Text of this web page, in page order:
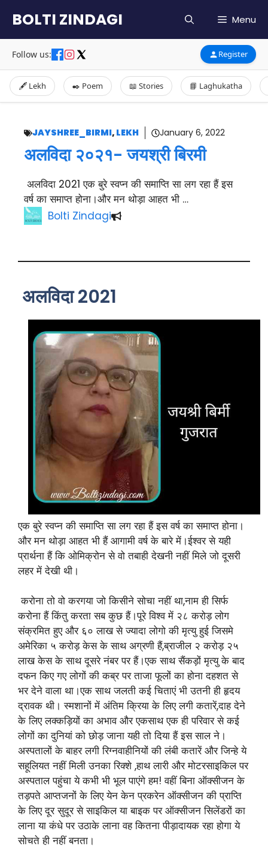
content
BOLTI ZINDAGI Menu
Follow us: Register
🖋️ Lekh ✒️ Poem 📖 Stories 📘 Laghukatha
JAYSHREE_BIRMI, LEKH January 6, 2022
अलविदा २०२१- जयश्री बिरमी
अलविदा 2021 एक बुरे स्वप्न की समाप्ति सा लग रहा हैं इस
वर्ष का समाप्त होना।और मन थोड़ा आहत भी …
Bolti Zindagi
अलविदा 2021
एक बुरे स्वप्न की समाप्ति सा लग रहा हैं इस वर्ष का समाप्त होना।
और मन थोड़ा आहत भी हैं आगामी वर्ष के बारे में।ईश्वर से यही
प्रार्थना हैं कि ओमिक्रोन से वो तबाही देखनी नहीं मिले जो दूसरी
लहर में देखी थी।
करोना तो वो करगया जो किसीने सोचा नहीं था,नाम ही सिर्फ
करोना हैं किंतु करता सब कुछ हैं।पूरे विश्व में २८ करोड़ लोग
संक्रमित हुए और ६० लाख से ज्यादा लोगो की मृत्यु हुई जिसमे
अमेरिका ५ करोड़ केस के साथ अग्रणी हैं,ब्राजील २ करोड़ २५
लाख केस के साथ दूसरे नंबर पर हैं।एक साथ सैंकड़ों मृत्यु के बाद
दफन किए गए लोगों की कब्र पर ताजा फूलों का होना दहशत से
भर देने वाला था।एक साथ जलती कई चिताएं भी उतनी ही हृदय
द्रावक थी। स्मशानों में अंतिम क्रिया के लिए लगी कतारें,दाह देने
के लिए लक्कड़ियों का अभाव और एकसाथ एक ही परिवार से कई
लोगों का दुनियां को छोड़ जाना यही तो दिया हैं इस साल ने।
अस्पतालों के बाहर लगी रिग्नवाहीनियों की लंबी कतारें और जिन्हे ये
सहूलियत नहीं मिली उनका रिक्शे ,हाथ लारी और मोटरसाइकिल पर
अस्पताल पहुंचा ये कभी भी भूल पाएंगे हम! वहीं बिना ऑक्सीजन के
तड़पते आप्तजनों के लिए येन केन प्रकरेन ऑक्सीजन की प्राप्ति
के लिए दूर सुदूर से साइकिल या बाइक पर ऑक्सीजन सिलेंडरों का
लाना या कंधे पर उठाके लाना वह कितना पीड़ादायक रहा होगा ये
सोचते ही नहीं बनता।